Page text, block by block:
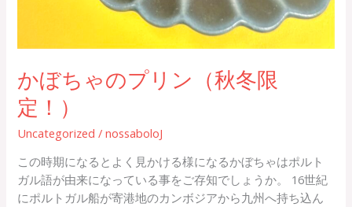
かぼちゃのプリン（秋冬限
定！）
Uncategorized /nossaboloJ
この時期になるとよく見かける様になるかぼちゃはポルト
ガル語が由来になっている事をご存知でしょうか。 16世紀
にポルトガル船が寄港地のカンボジアから九州へ持ち込ん